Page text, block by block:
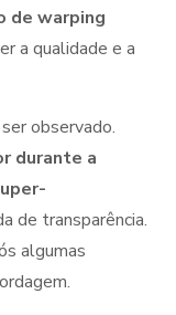
de warping
a qualidade e a
observado.
durante a
de transparência.
algumas